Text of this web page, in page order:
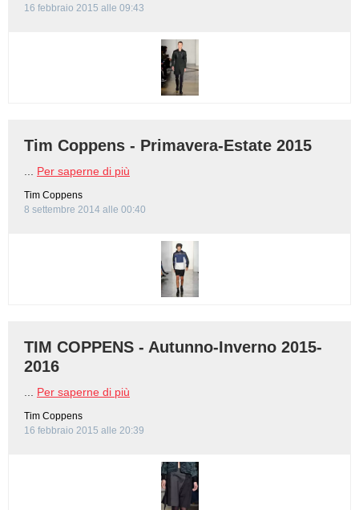
16 febbraio 2015 alle 09:43
Tim Coppens - Primavera-Estate 2015
Per saperne di più
Tim Coppens
8 settembre 2014 alle 00:40
TIM COPPENS - Autunno-Inverno 2015-
2016
Per saperne di più
Tim Coppens
16 febbraio 2015 alle 20:39